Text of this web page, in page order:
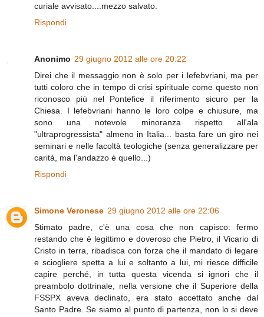
curiale avvisato....mezzo salvato.
Rispondi
Anonimo 29 giugno 2012 alle ore 20:22
Direi che il messaggio non è solo per i lefebvriani, ma per
tutti coloro che in tempo di crisi spirituale come questo non
riconosco più nel Pontefice il riferimento sicuro per la
Chiesa. I lefebvriani hanno le loro colpe e chiusure, ma
sono una notevole minoranza rispetto all'ala
"ultraprogressista" almeno in Italia... basta fare un giro nei
seminari e nelle facoltà teologiche (senza generalizzare per
carità, ma l'andazzo è quello...)
Rispondi
Simone Veronese 29 giugno 2012 alle ore 22:06
Stimato padre, c'è una cosa che non capisco: fermo
restando che è legittimo e doveroso che Pietro, il Vicario di
Cristo in terra, ribadisca con forza che il mandato di legare
e sciogliere spetta a lui e soltanto a lui, mi riesce difficile
capire perché, in tutta questa vicenda si ignori che il
preambolo dottrinale, nella versione che il Superiore della
FSSPX aveva declinato, era stato accettato anche dal
Santo Padre. Se siamo al punto di partenza, non lo si deve